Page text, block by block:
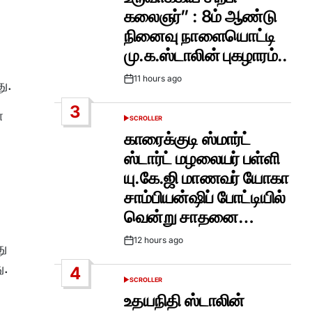
கலைஞர்” : 8ம் ஆண்டு
நினைவு நாளையொட்டி
மு.க.ஸ்டாலின் புகழாரம்..
Post11 hours ago
3
POSTED
SCROLLER
காரைக்குடி ஸ்மார்ட்
ஸ்டார்ட் மழலையர் பள்ளி
யு.கே.ஜி மாணவர் யோகா
சாம்பியன்ஷிப் போட்டியில்
வென்று சாதனை…
Post12 hours ago
4
POSTED
SCROLLER
உதயநிதி ஸ்டாலின்